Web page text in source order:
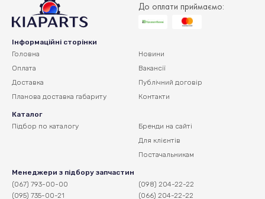
До оплати приймаємо:
Інформаційні сторінки
Головна
Оплата
Доставка
Планова доставка габариту
Новини
Вакансії
Публічний договір
Контакти
Каталог
Підбор по каталогу
Бренди на сайті
Для клієнтів
Постачальникам
Менеджери з підбору запчастин
(067) 793-00-00
(095) 735-00-21
(098) 204-22-22
(066) 204-22-22